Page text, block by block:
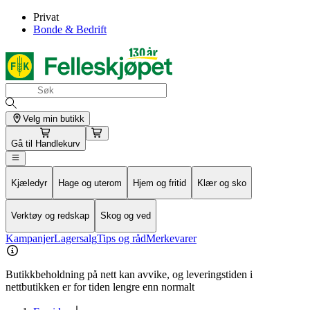
Privat
Bonde & Bedrift
Velg min butikk
Gå til Handlekurv
Kjæledyr Hage og uterom Hjem og fritid Klær og sko
Verktøy og redskap Skog og ved
KampanjerLagersalgTips og rådMerkevarer
Butikkbeholdning på nett kan avvike, og leveringstiden i
nettbutikken er for tiden lengre enn normalt